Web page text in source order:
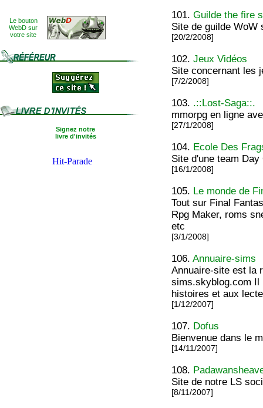
Le bouton
WebD sur
votre site
Signez notre
livre d'invités
101.Guilde the fire
Site de guilde WoW
[20/2/2008]
102.Jeux Vidéos
Site concernant les
[7/2/2008]
103. .::Lost-Saga::.
mmorpg en ligne
[27/1/2008]
104. Ecole Des
Site d'une team
[16/1/2008]
105. Le monde de
Tout sur Final
Rpg Maker, roms
etc
[3/1/2008]
106.Annuaire-sims
Annuaire-site est la
sims.skyblog.com Il
histoires et aux lecte
[1/12/2007]
107. Dofus
Bienvenue dans le
[14/11/2007]
108.
Site de notre LS
[8/11/2007]